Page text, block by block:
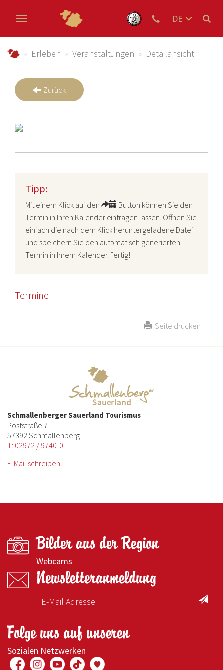
DE
schmallenberger-sauerland.de
Erleben Veranstaltungen Detailansicht
Zurück
Tipp:
Mit einem Klick auf den
Button können Sie den
Termin in Ihren Kalender eintragen lassen. Öffnen Sie
einfach die nach dem Klick heruntergeladene Datei
und speichern Sie den automatisch generierten
Termin in Ihrem Kalender. Fertig!
Termine
Seite drucken
Schmallenberger Sauerland Tourismus
Poststraße 7
57392 Schmallenberg
T: 02972 / 9740-0
E-Mail schreiben...
Bilder aus der Region
Webcams
Newsletteranmeldung
Folge uns auf unseren
Sozialen Netzwerken